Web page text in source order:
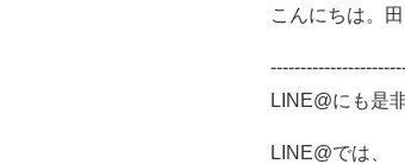
こんにちは。田
LINE@にも是
LINE@では、